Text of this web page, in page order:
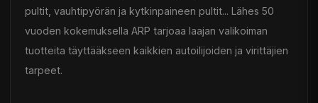
pultit, vauhtipyörän ja kytkinpaineen pultit... Lähes 50
vuoden kokemuksella ARP tarjoaa laajan valikoiman
tuotteita täyttääkseen kaikkien autoilijoiden ja virittäjien
tarpeet.